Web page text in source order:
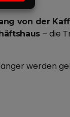
von der
– die
werden